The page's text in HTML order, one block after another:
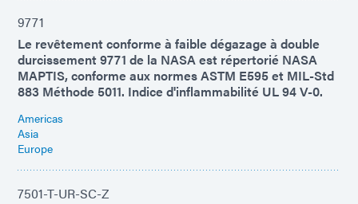
9771
Le revêtement conforme à faible dégazage à double
durcissement 9771 de la NASA est répertorié NASA
MAPTIS, conforme aux normes ASTM E595 et MIL-Std
883 Méthode 5011. Indice d'inflammabilité UL 94 V-0.
Americas
Asia
Europe
7501-T-UR-SC-Z